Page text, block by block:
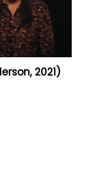
2021)